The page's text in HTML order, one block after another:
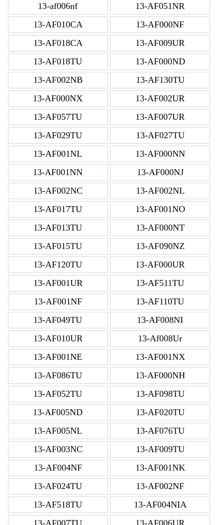
13-af006nf
13-AF051NR
13-AF010CA
13-AF000NF
13-AF018CA
13-AF009UR
13-AF018TU
13-AF000ND
13-AF002NB
13-AF130TU
13-AF000NX
13-AF002UR
13-AF057TU
13-AF007UR
13-AF029TU
13-AF027TU
13-AF001NL
13-AF000NN
13-AF001NN
13-AF000NJ
13-AF002NC
13-AF002NL
13-AF017TU
13-AF001NO
13-AF013TU
13-AF000NT
13-AF015TU
13-AF090NZ
13-AF120TU
13-AF000UR
13-AF001UR
13-AF511TU
13-AF001NF
13-AF110TU
13-AF049TU
13-AF008NI
13-AF010UR
13-Af008Ur
13-AF001NE
13-AF001NX
13-AF086TU
13-AF000NH
13-AF052TU
13-AF098TU
13-AF005ND
13-AF020TU
13-AF005NL
13-AF076TU
13-AF003NC
13-AF009TU
13-AF004NF
13-AF001NK
13-AF024TU
13-AF002NF
13-AF518TU
13-AF004NIA
13-AF007TU
13-AF006UR